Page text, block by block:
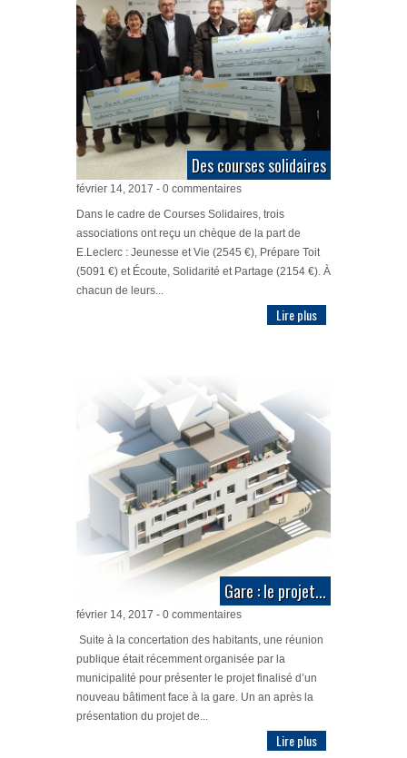
Des courses solidaires
février 14, 2017 - 0 commentaires
Dans le cadre de Courses Solidaires, trois
associations ont reçu un chèque de la part de
E.Leclerc : Jeunesse et Vie (2545 €), Prépare Toit
(5091 €) et Écoute, Solidarité et Partage (2154 €). À
chacun de leurs...
Lire plus
Gare : le projet...
février 14, 2017 - 0 commentaires
Suite à la concertation des habitants, une réunion
publique était récemment organisée par la
municipalité pour présenter le projet finalisé d’un
nouveau bâtiment face à la gare. Un an après la
présentation du projet de...
Lire plus